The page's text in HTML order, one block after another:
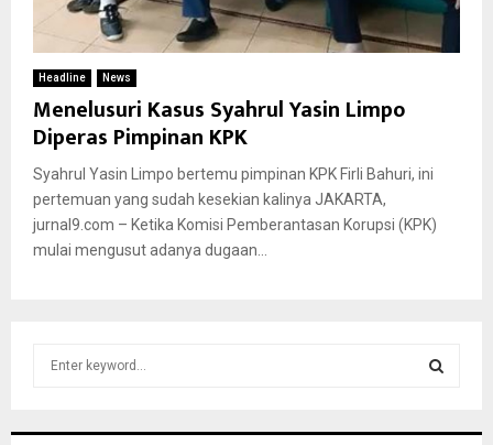
Headline News
Menelusuri Kasus Syahrul Yasin Limpo
Diperas Pimpinan KPK
Syahrul Yasin Limpo bertemu pimpinan KPK Firli Bahuri, ini
pertemuan yang sudah kesekian kalinya JAKARTA,
jurnal9.com – Ketika Komisi Pemberantasan Korupsi (KPK)
mulai mengusut adanya dugaan...